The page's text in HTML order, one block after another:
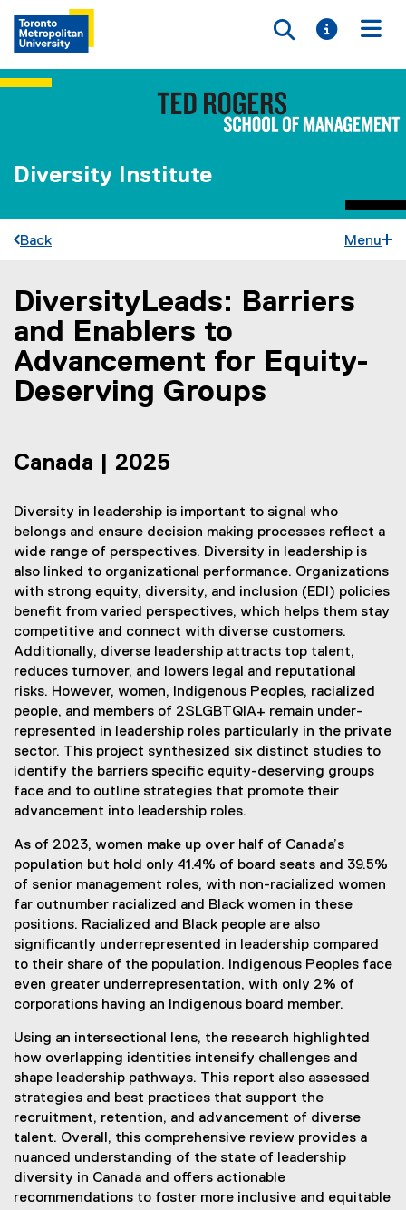
Toggle
Toggle
Diversity Institute
Back Menu
You are now in the main content area
DiversityLeads: Barriers
and Enablers to
Advancement for Equity-
Deserving Groups
Canada | 2025
Diversity in leadership is important to signal who
belongs and ensure decision making processes reflect a
wide range of perspectives. Diversity in leadership is
also linked to organizational performance. Organizations
with strong equity, diversity, and inclusion (EDI) policies
benefit from varied perspectives, which helps them stay
competitive and connect with diverse customers.
Additionally, diverse leadership attracts top talent,
reduces turnover, and lowers legal and reputational
risks. However, women, Indigenous Peoples, racialized
people, and members of 2SLGBTQIA+ remain under-
represented in leadership roles particularly in the private
sector. This project synthesized six distinct studies to
identify the barriers specific equity-deserving groups
face and to outline strategies that promote their
advancement into leadership roles.
As of 2023, women make up over half of Canada’s
population but hold only 41.4% of board seats and 39.5%
of senior management roles, with non-racialized women
far outnumber racialized and Black women in these
positions. Racialized and Black people are also
significantly underrepresented in leadership compared
to their share of the population. Indigenous Peoples face
even greater underrepresentation, with only 2% of
corporations having an Indigenous board member.
Using an intersectional lens, the research highlighted
how overlapping identities intensify challenges and
shape leadership pathways. This report also assessed
strategies and best practices that support the
recruitment, retention, and advancement of diverse
talent. Overall, this comprehensive review provides a
nuanced understanding of the state of leadership
diversity in Canada and offers actionable
recommendations to foster more inclusive and equitable